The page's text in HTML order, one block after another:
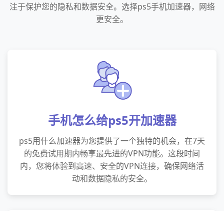
注于保护您的隐私和数据安全。选择ps5手机加速器，网络
更安全。
手机怎么给ps5开加速器
ps5用什么加速器为您提供了一个独特的机会，在7天
的免费试用期内畅享最先进的VPN功能。这段时间
内，您将体验到高速、安全的VPN连接，确保网络活
动和数据隐私的安全。